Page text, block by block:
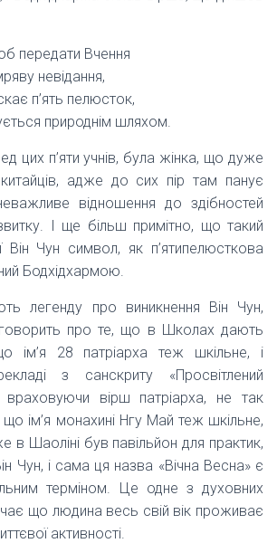
передати Вчення
невідання,
п’ять пелюсток,
природнім шляхом.
цих п’яти учнів, була жінка, що дуже
адже до сих пір там панує
відношення до здібностей
І ще більш примітно, що такий
Він Чун символ, як п’ятипелюсткова
Бодхідхармою.
легенду про виникнення Він Чун,
про те, що в Школах дають
ім’я 28 патріарха теж шкільне, і
з санскриту «Просвітлений
вірш патріарха, не так
ім’я монахині Нгу Май теж шкільне,
в Шаоліні був павільйон для практик,
Чун, і сама ця назва «Вічна Весна» є
терміном. Це одне з духовних
що людина весь свій вік проживає
активності.